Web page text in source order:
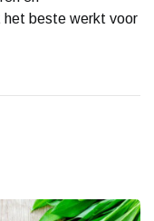
het beste werkt voor